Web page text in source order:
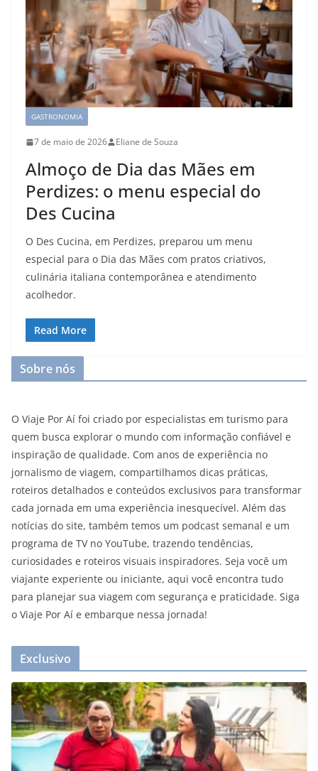
GASTRONOMIA
7 de maio de 2026 Eliane de Souza
Almoço de Dia das Mães em
Perdizes: o menu especial do
Des Cucina
O Des Cucina, em Perdizes, preparou um menu
especial para o Dia das Mães com pratos criativos,
culinária italiana contemporânea e atendimento
acolhedor.
Read More
Sobre nós
O Viaje Por Aí foi criado por especialistas em turismo para
quem busca explorar o mundo com informação confiável e
inspiração de qualidade. Com anos de experiência no
jornalismo de viagem, compartilhamos dicas práticas,
roteiros detalhados e conteúdos exclusivos para transformar
cada jornada em uma experiência inesquecível. Além das
notícias do site, também temos um podcast semanal e um
programa de TV no YouTube, trazendo tendências,
curiosidades e roteiros visuais inspiradores. Seja você um
viajante experiente ou iniciante, aqui você encontra tudo
para planejar sua viagem com segurança e praticidade. Siga
o Viaje Por Aí e embarque nessa jornada!
Exclusivo